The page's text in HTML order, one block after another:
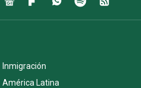
Inmigración
América Latina